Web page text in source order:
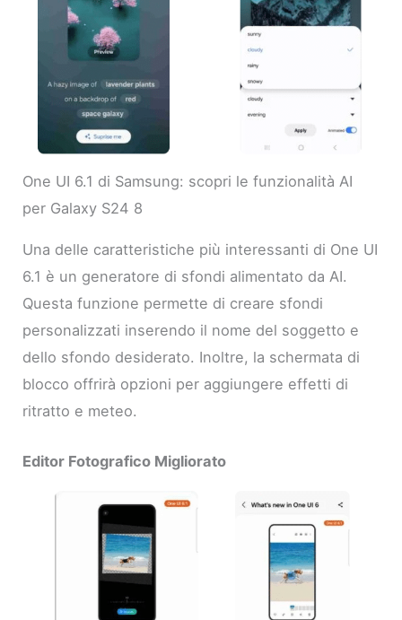
One UI 6.1 di Samsung: scopri le funzionalità AI
per Galaxy S24 8
Una delle caratteristiche più interessanti di One UI
6.1 è un generatore di sfondi alimentato da AI.
Questa funzione permette di creare sfondi
personalizzati inserendo il nome del soggetto e
dello sfondo desiderato. Inoltre, la schermata di
blocco offrirà opzioni per aggiungere effetti di
ritratto e meteo.
Editor Fotografico Migliorato